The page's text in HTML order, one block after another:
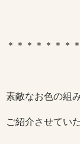
＊＊＊＊＊＊＊
素敵なお色の組
ご紹介させてい